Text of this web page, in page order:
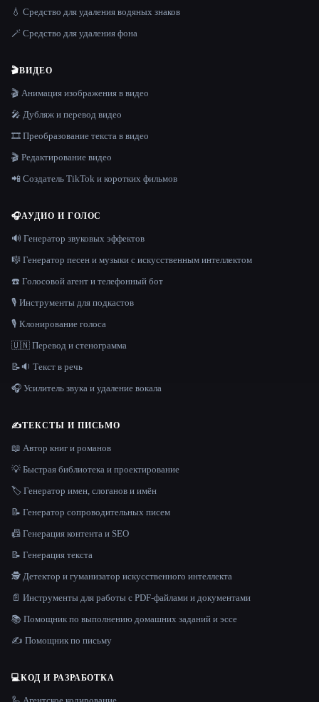
💧 Средство для удаления водяных знаков
🪄 Средство для удаления фона
🎬ВИДЕО
🎬 Анимация изображения в видео
🎤 Дубляж и перевод видео
🎞️ Преобразование текста в видео
🎬 Редактирование видео
📲 Создатель TikTok и коротких фильмов
🎧АУДИО И ГОЛОС
🔊 Генератор звуковых эффектов
🎼 Генератор песен и музыки с искусственным интеллектом
☎️ Голосовой агент и телефонный бот
🎙️ Инструменты для подкастов
🎙️ Клонирование голоса
🇺🇳 Перевод и стенограмма
📝🔉 Текст в речь
🎧 Усилитель звука и удаление вокала
✍️ТЕКСТЫ И ПИСЬМО
📖 Автор книг и романов
💡 Быстрая библиотека и проектирование
🏷️ Генератор имен, слоганов и имён
📝 Генератор сопроводительных писем
📠 Генерация контента и SEO
📝 Генерация текста
🕵️ Детектор и гуманизатор искусственного интеллекта
📄 Инструменты для работы с PDF-файлами и документами
📚 Помощник по выполнению домашних заданий и эссе
✍️ Помощник по письму
💻КОД И РАЗРАБОТКА